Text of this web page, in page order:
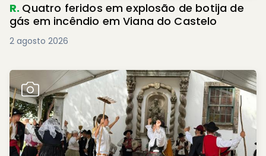
R. Quatro feridos em explosão de botija de
gás em incêndio em Viana do Castelo
2 agosto 2026